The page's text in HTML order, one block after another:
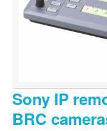
Sony IP
BRC